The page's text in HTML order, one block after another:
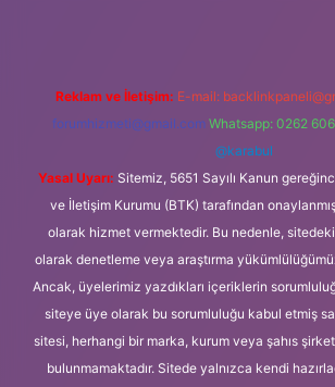
Reklam ve İletişim: E-mail:
forumhizmeti@gmail.com Whatsapp: 0262
@karabul
Yasal Uyarı: Sitemiz, 5651 Sayılı Kanun
ve İletişim Kurumu (BTK) tarafından
olarak hizmet vermektedir. Bu nedenle,
olarak denetleme veya araştırma
Ancak, üyelerimiz yazdıkları içeriklerin
siteye üye olarak bu sorumluluğu kabul etmiş
sitesi, herhangi bir marka, kurum veya şahıs
bulunmamaktadır. Sitede yalnızca kendi